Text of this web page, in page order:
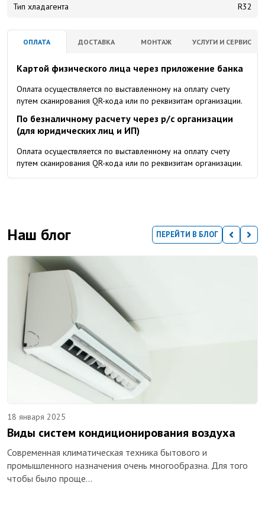
Тип хладагента
R32
ОПЛАТА ДОСТАВКА МОНТАЖ УСЛУГИ И СЕРВИС
Картой физического лица через приложение банка
Оплата осуществляется по выставленному на оплату счету
путем сканирования QR-кода или по реквизитам организации.
По безналичному расчету через р/с организации
(для юридических лиц и ИП)
Оплата осуществляется по выставленному на оплату счету
путем сканирования QR-кода или по реквизитам организации.
Наш блог ПЕРЕЙТИ В БЛОГ
18 января 2025
Виды систем кондиционирования воздуха
Современная климатическая техника бытового и
промышленного назначения очень многообразна. Для того
чтобы было проще…